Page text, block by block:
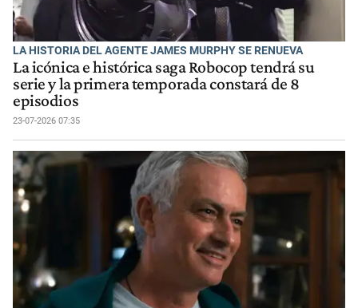
LA HISTORIA DEL AGENTE JAMES MURPHY SE RENUEVA
La icónica e histórica saga Robocop tendrá su
serie y la primera temporada constará de 8
episodios
23-07-2026 07:35